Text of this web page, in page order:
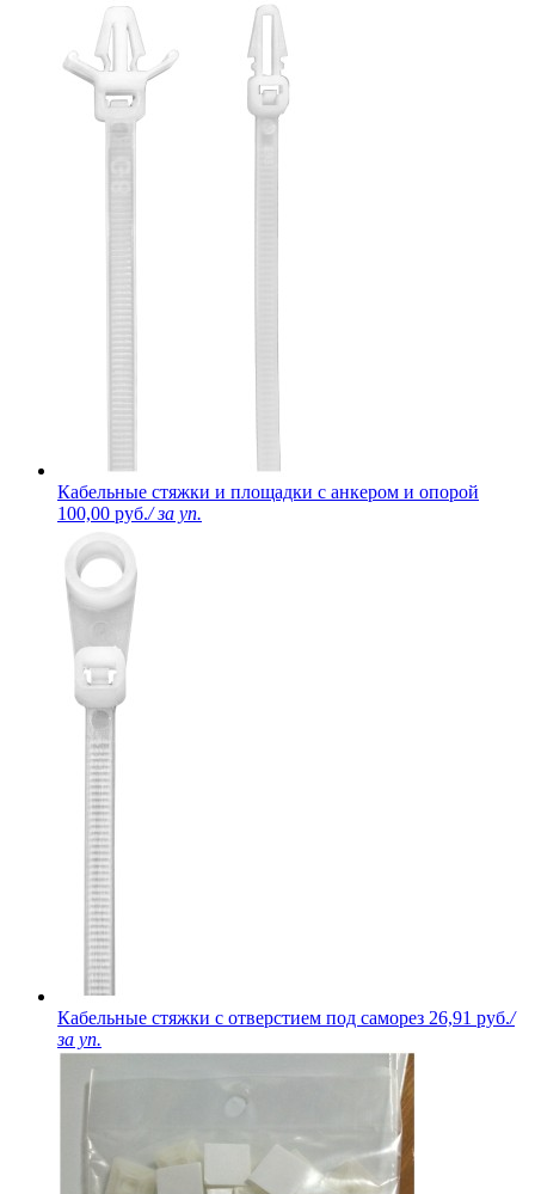
Кабельные стяжки и площадки с анкером и опорой
100,00 руб./ за уп.
Кабельные стяжки с отверстием под саморез 26,91 руб./
за уп.